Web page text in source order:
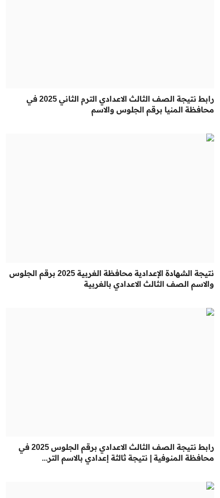
رابط نتيجة الصف الثالث الاعدادي الترم الثاني 2025 في
محافظة المنيا برقم الجلوس والاسم
نتيجة الشهادة الإعدادية محافظة الغربية 2025 برقم الجلوس
والاسم الصف الثالث الاعدادي بالغربية
رابط نتيجة الصف الثالث الاعدادي برقم الجلوس 2025 في
محافظة المنوفية | نتيجة ثالثة إعدادي بالاسم التر...